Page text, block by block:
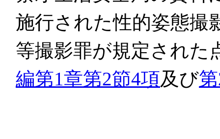
施行された性的姿態撮
等撮影罪が規定された
編第1章第2節4項及び